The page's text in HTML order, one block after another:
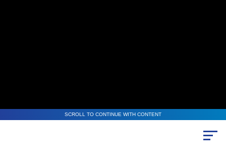
SCROLL TO CONTINUE WITH CONTENT